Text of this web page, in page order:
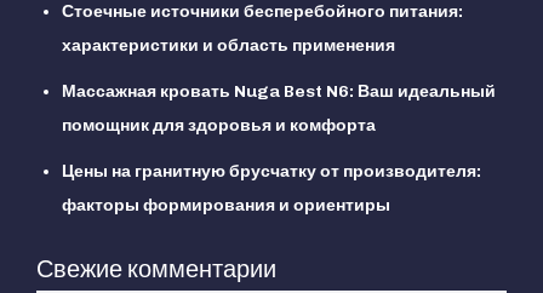
Стоечные источники бесперебойного питания:
характеристики и область применения
Массажная кровать Nuga Best N6: Ваш идеальный
помощник для здоровья и комфорта
Цены на гранитную брусчатку от производителя:
факторы формирования и ориентиры
Свежие комментарии